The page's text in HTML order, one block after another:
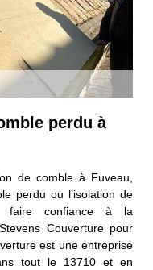
perdu à
de comble à Fuveau,
perdu ou l’isolation de
faire confiance à la
Couverture pour
est une entreprise
tout le 13710 et en